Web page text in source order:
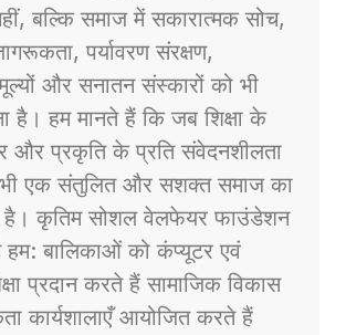
बल्कि समाज में सकारात्मक सोच,
पर्यावरण संरक्षण,
और सनातन संस्कारों को भी
है। हम मानते हैं कि जब शिक्षा के
और प्रकृति के प्रति संवेदनशीलता
एक संतुलित और सशक्त समाज का
है। कृतिम सोशल वेलफेयर फाउंडेशन
बालिकाओं को कंप्यूटर एवं
प्रदान करते हैं सामाजिक विकास
कार्यशालाएँ आयोजित करते हैं